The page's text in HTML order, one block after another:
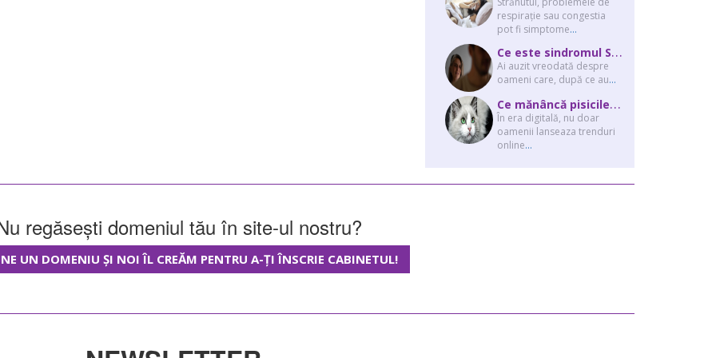
respirație sau congestia
pot fi simptome...
C
e este sindromul Stockholm și de ce victimele își apără agresorii.
Ai auzit vreodată despre
oameni care, după ce au...
C
e mănâncă pisicile “influencer” pe Instagram? Hrana lor virală
În era digitală, nu doar
oamenii lanseaza trenduri
online...
regăsești domeniul tău în site-ul nostru?
UN DOMENIU ȘI NOI ÎL CREĂM PENTRU A-ȚI ÎNSCRIE CABINETUL!